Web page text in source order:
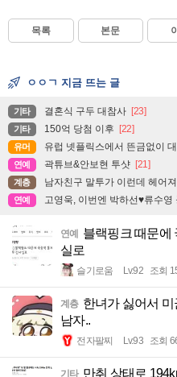
목록 본문
ㅇㅇㄱ 지금 뜨는 글
기타 결혼식 구두 대참사 [23]
기타 150억 당첨 이후 [22]
유머 유럽 넷플릭스에서 뜬금없이
연예 곽튜브&안보현 투샷 [21]
계층 남자친구 말투가 이런데 헤어
연예 고영욱, 이번엔 박하선♥류수
연예
블랙핑크 때문에
실로
슬기로움 Lv.92 조회
계층 한녀가 싫어서
남자..
전자팔찌 Lv.93 조회
기타 만취 상태로